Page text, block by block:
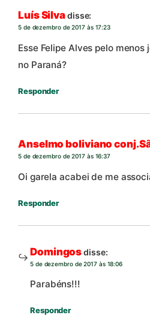
Luís Silvadisse:
5 de dezembro de 2017 às 17:23
Esse Felipe Alves pelo
no Paraná?
Responder
Anselmo boliviano
5 de dezembro de 2017 às 16:37
Oi garela acabei de me
Responder
Domingosdisse:
5 de dezembro de 2017 às 18:06
Parabéns!!!
Responder